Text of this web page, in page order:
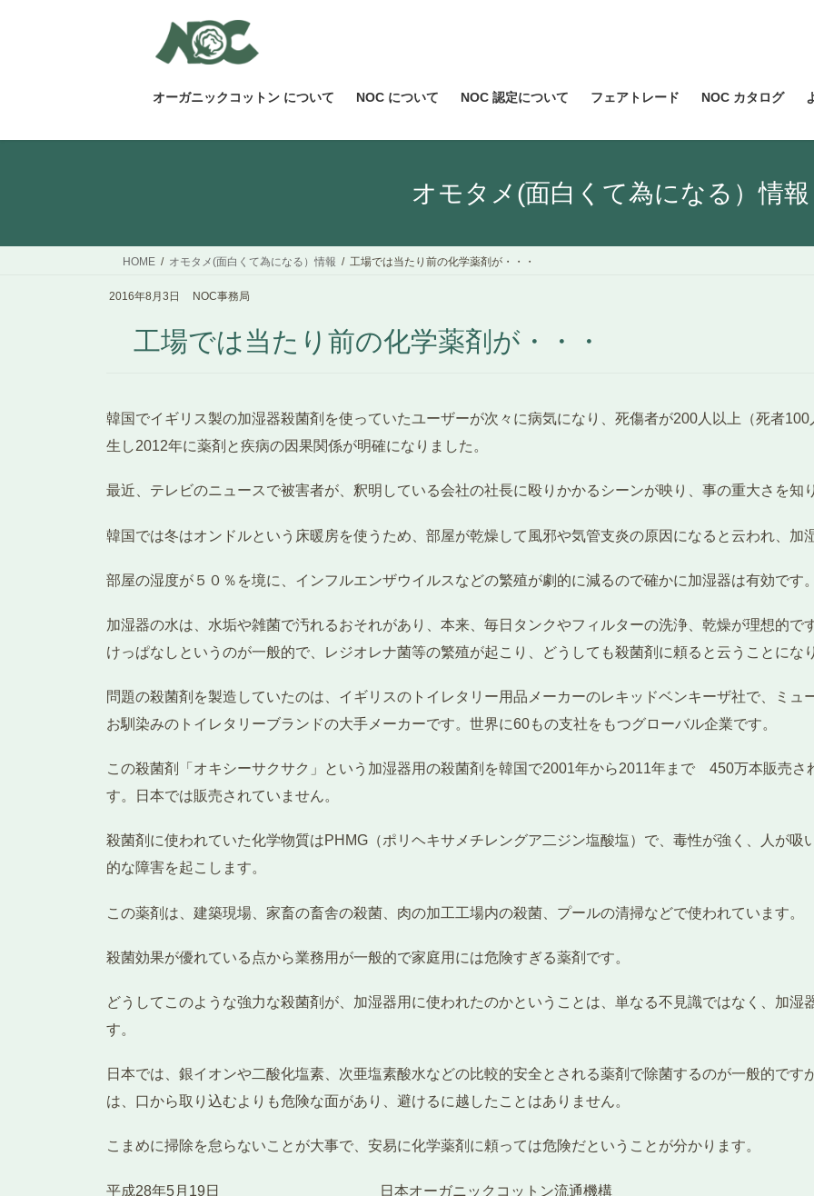
ス
ン
オーガニックコットン について NOC について NOC 認定について フェアトレード NOC カタログ
オモタメ(面白くて為になる）情報
HOME オモタメ(面白くて為になる）情報 工場では当たり前の化学薬剤が・・・
2016年8月3日 NOC事務局
工場では当たり前の化学薬剤が・・・
韓国でイギリス製の加湿器殺菌剤を使っていたユーザーが次々に病気になり、死傷者が200人以上（死者
生し2012年に薬剤と疾病の因果関係が明確になりました。
最近、テレビのニュースで被害者が、釈明している会社の社長に殴りかかるシーンが映り、事の重大さを知
韓国では冬はオンドルという床暖房を使うため、部屋が乾燥して風邪や気管支炎の原因になると云われ、加
部屋の湿度が５０％を境に、インフルエンザウイルスなどの繁殖が劇的に減るので確かに加湿器は有効です。
加湿器の水は、水垢や雑菌で汚れるおそれがあり、本来、毎日タンクやフィルターの洗浄、乾燥が理想的
けっぱなしというのが一般的で、レジオレナ菌等の繁殖が起こり、どうしても殺菌剤に頼ると云うことにな
問題の殺菌剤を製造していたのは、イギリスのトイレタリー用品メーカーのレキッドベンキーザ社で、ミ
お馴染みのトイレタリーブランドの大手メーカーです。世界に60もの支社をもつグローバル企業です。
この殺菌剤「オキシーサクサク」という加湿器用の殺菌剤を韓国で2001年から2011年まで 450万本販売さ
す。日本では販売されていません。
殺菌剤に使われていた化学物質はPHMG（ポリヘキサメチレングア二ジン塩酸塩）で、毒性が強く、人が吸
的な障害を起こします。
この薬剤は、建築現場、家畜の畜舎の殺菌、肉の加工工場内の殺菌、プールの清掃などで使われています。
殺菌効果が優れている点から業務用が一般的で家庭用には危険すぎる薬剤です。
どうしてこのような強力な殺菌剤が、加湿器用に使われたのかということは、単なる不見識ではなく、加湿
す。
日本では、銀イオンや二酸化塩素、次亜塩素酸水などの比較的安全とされる薬剤で除菌するのが一般的で
は、口から取り込むよりも危険な面があり、避けるに越したことはありません。
こまめに掃除を怠らないことが大事で、安易に化学薬剤に頼っては危険だということが分かります。
平成28年5月19日 日本オーガニックコットン